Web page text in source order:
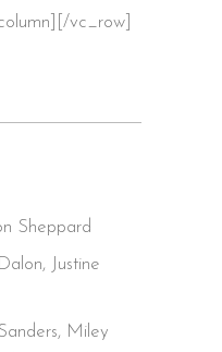
vc_row]
Sheppard
Justine
Miley